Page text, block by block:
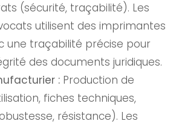
(sécurité, traçabilité). Les
utilisent des imprimantes
une traçabilité précise pour
des documents juridiques.
: Production de
fiches techniques,
résistance). Les